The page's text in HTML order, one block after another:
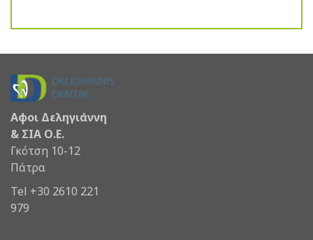
Αφοι Δεληγιάννη
& ΣΙΑ Ο.Ε.
Γκότση 10-12
Πάτρα
Tel +30 2610 221
979